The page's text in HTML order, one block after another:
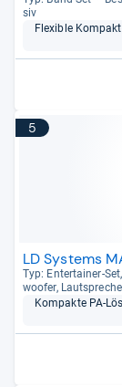
siv
Fle­xi­ble
5
LD Systems
Typ: Enter­tai­ner-​
woofer,
Kom­pakte PA-​